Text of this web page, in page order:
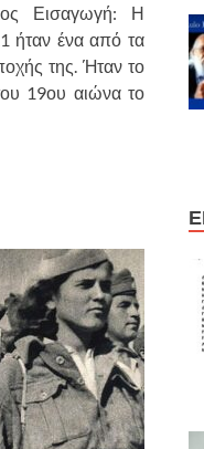
Εισαγωγή: Η
ήταν ένα από τα
της. Ήταν το
19ου αιώνα το